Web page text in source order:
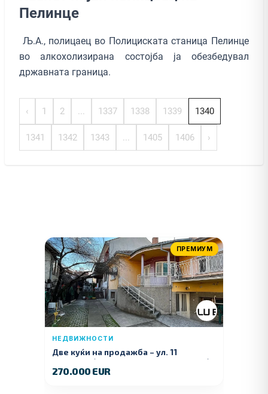
Пелинце
Љ.А., полицаец во Полициската станица Пелинце
во алкохолизирана состојба ја обезбедувал
државната граница.
‹ 1 2 ... 1337 1338 1339 1340
1341 1342 1343 ... 1405 1406 ›
ПРЕМИУМ
НЕДВИЖНОСТИ
Две куќи на продажба – ул. 11
Ноември (Наспроти Селман Туризам)
270.000 EUR